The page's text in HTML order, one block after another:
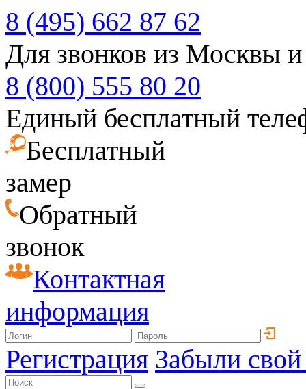
8 (495) 662 87 62
Для звонков из Москвы
8 (800) 555 80 20
Единый бесплатный
Бесплатный
замер
Обратный
звонок
Контактная
информация
Регистрация Забыли